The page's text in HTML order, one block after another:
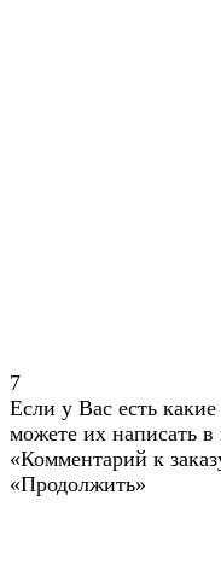
7
Если у Вас есть
можете их написать
«Комментарий к
«Продолжить»